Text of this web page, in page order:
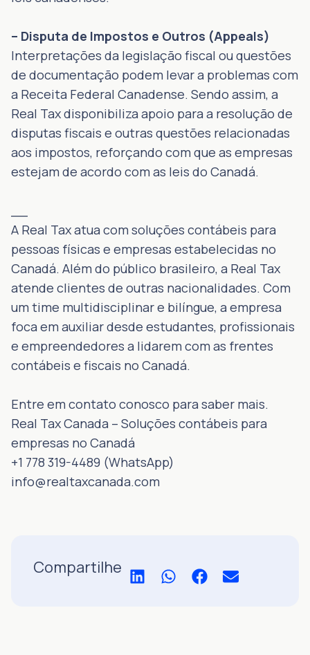
– Disputa de Impostos e Outros (Appeals)
Interpretações da legislação fiscal ou questões
de documentação podem levar a problemas com
a Receita Federal Canadense. Sendo assim, a
Real Tax disponibiliza apoio para a resolução de
disputas fiscais e outras questões relacionadas
aos impostos, reforçando com que as empresas
estejam de acordo com as leis do Canadá.
A Real Tax atua com soluções contábeis para
pessoas físicas e empresas estabelecidas no
Canadá. Além do público brasileiro, a Real Tax
atende clientes de outras nacionalidades. Com
um time multidisciplinar e bilíngue, a empresa
foca em auxiliar desde estudantes, profissionais
e empreendedores a lidarem com as frentes
contábeis e fiscais no Canadá.
Entre em contato conosco para saber mais.
Real Tax Canada – Soluções contábeis para
empresas no Canadá
+1 778 319-4489 (WhatsApp)
info@realtaxcanada.com
Compartilhe